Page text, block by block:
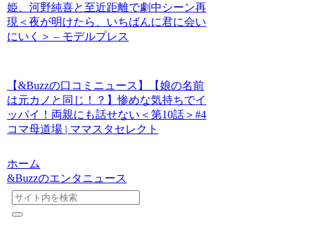
姫、河野純喜と至近距離で劇中シーン再
現＜夜が明けたら、いちばんに君に会い
にいく＞ – モデルプレス
【&Buzzの口コミニュース】【娘の名前
は元カノと同じ！？】惨めな気持ちでイ
ッパイ！両親にも話せない＜第10話＞#4
コマ母道場 | ママスタセレクト
ホーム
&Buzzのエンタニュース